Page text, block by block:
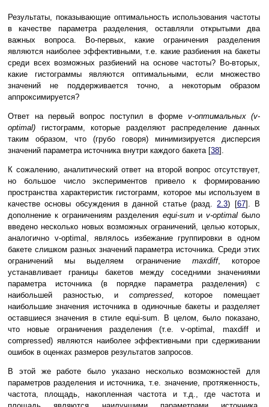
Результаты, показывающие оптимальность использования частоты
в качестве параметра разделения, оставляли открытыми два
важных вопроса. Во-первых, какие ограничения разделения
являются наиболее эффективными, т.е. какие разбиения на бакеты
среди всех возможных разбиений на основе частоты? Во-вторых,
какие гистограммы являются оптимальными, если множество
значений не поддерживается точно, а некоторым образом
аппроксимируется?
Ответ на первый вопрос поступил в форме v-оптимальных (v-
optimal) гистограмм, которые разделяют распределение данных
таким образом, что (грубо говоря) минимизируется дисперсия
значений параметра источника внутри каждого бакета [38].
К сожалению, аналитический ответ на второй вопрос отсутствует,
но большое число экспериментов привело к формированию
пространства характеристик гистограмм, которое мы используем в
качестве основы обсуждения в данной статье (разд.2.3) [67]. В
дополнение к ограничениям разделения equi-sumи v-optimalбыло
введено несколько новых возможных ограничений, целью которых,
аналогично v-optimal, являлось избежание группировки в одном
бакете слишком разных значений параметра источника. Среди этих
ограничений мы выделяем ограничение maxdiff, которое
устанавливает границы бакетов между соседними значениями
параметра источника (в порядке параметра разделения) с
наибольшей разностью, и compressed, которое помещает
наибольшие значения источника в одиночные бакеты и разделяет
оставшиеся значения в стиле equi-sum. В целом, было показано,
что новые ограничения разделения (т.е. v-optimal, maxdiff и
compressed) являются наиболее эффективными при сдерживании
ошибок в оценках размеров результатов запросов.
В этой же работе было указано несколько возможностей для
параметров разделения и источника, т.е. значение, протяженность,
частота, площадь, накопленная частота и т.д., где частота и